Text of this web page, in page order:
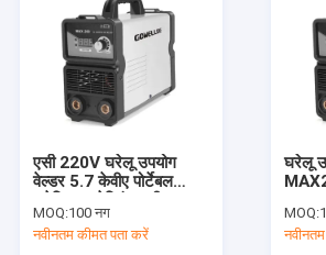
एसी 220V घरेलू उपयोग
वेल्डर 5.7 केवीए पोर्टेबल
MOQ:100 नग
नवीनतम कीमत पता करें
घरेलू
का
MOQ: